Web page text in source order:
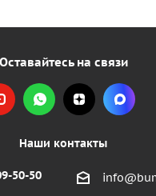
Оставайтесь на связи
Наши контакты
50-50